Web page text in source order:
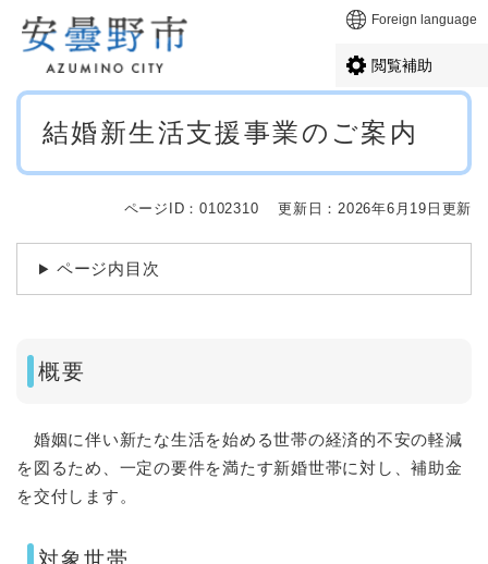
メニューを飛ばして本文へ Foreign language
閲覧補助
本
結婚新生活支援事業のご案内
ページID：0102310 更新日：2026年6月19日更新
ページ内目次
概要
婚姻に伴い新たな生活を始める世帯の経済的不安の軽減
を図るため、一定の要件を満たす新婚世帯に対し、補助金
を交付します。
対象世帯